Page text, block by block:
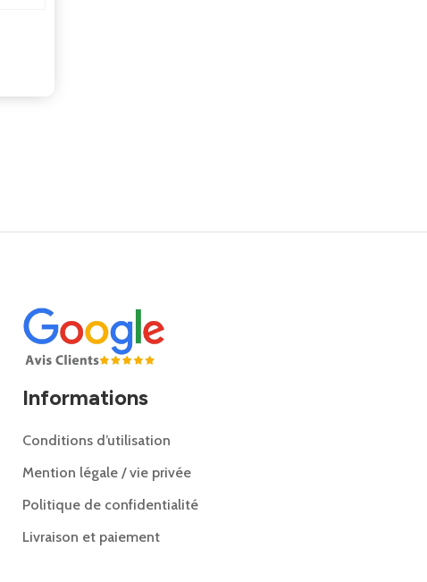
Informations
Conditions d’utilisation
Mention légale / vie privée
Politique de confidentialité
Livraison et paiement